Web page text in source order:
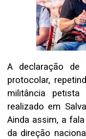
A declaração de
protocolar,
militância
realizado em
Ainda assim, a
da direção